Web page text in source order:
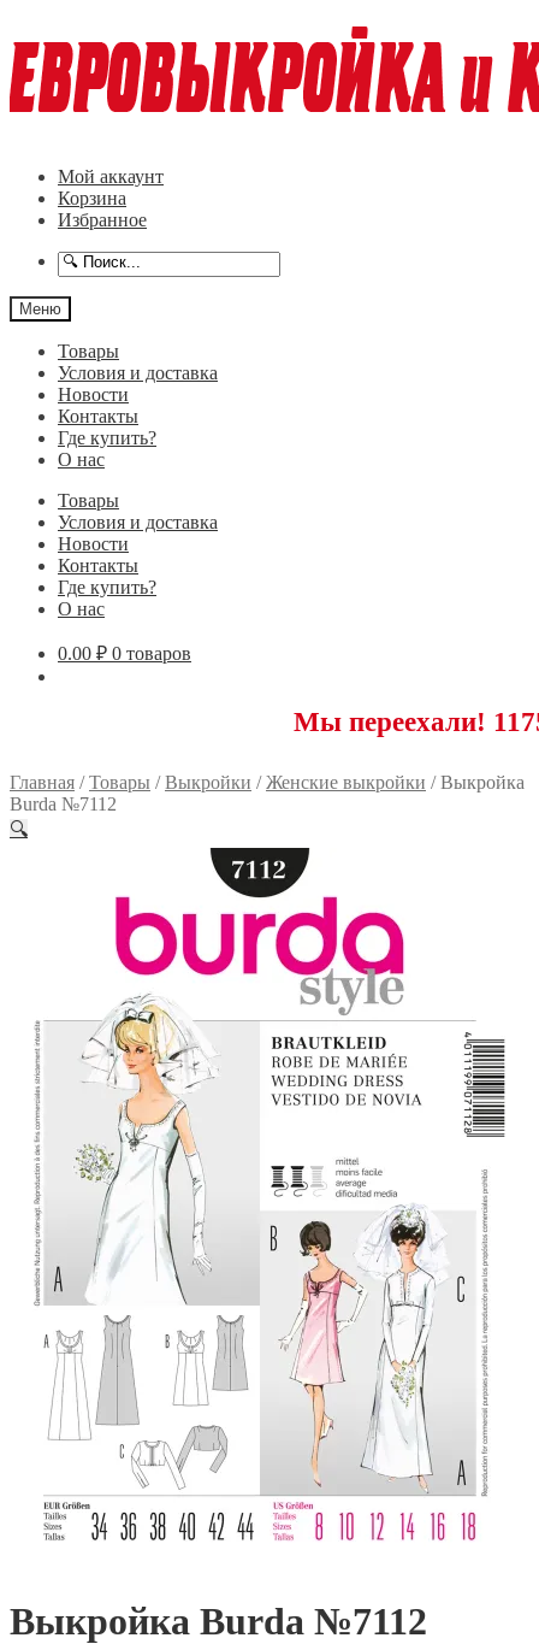
к
навигации
к
содержимому
Мой аккаунт
Корзина
Избранное
Меню
Товары
Условия и доставка
Новости
Контакты
Где купить?
О нас
Товары
Условия и доставка
Новости
Контакты
Где купить?
О нас
0.00 ₽ 0 товаров
Мы переехали! 117593
Главная /Товары /Выкройки /Женские выкройки /Выкройка
Burda №7112
🔍
Выкройка Burda №7112